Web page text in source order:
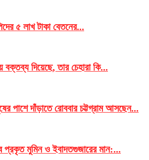
৫ লাখ টাকা বেতনের...
বক্তব্য দিয়েছে, তার চেহারা কি...
পাশে দাঁড়াতে রোববার চট্টগ্রাম আসছেন...
প্রকৃত মুমিন ও ইবাদতগুজারের মান:...